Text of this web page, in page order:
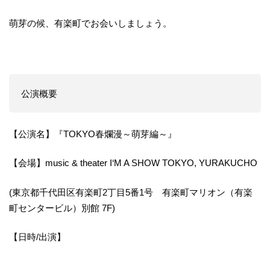
萌芽の候、有楽町でお会いしましょう。
公演概要
【公演名】『TOKYO春爛漫～萌芽編～』
【会場】music & theater I‘M A SHOW TOKYO, YURAKUCHO
(東京都千代田区有楽町2丁目5番1号 有楽町マリオン（有楽
町センタービル）別館 7F)
【日時/出演】